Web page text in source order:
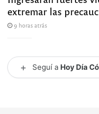
extremar las
9 horas atrás
+ Seguí a Hoy Día